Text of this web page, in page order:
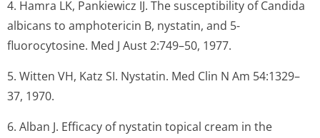
4. Hamra LK, Pankiewicz IJ. The susceptibility of Candida
albicans to amphotericin B, nystatin, and 5-
fluorocytosine. Med J Aust2:749–50, 1977.
5. Witten VH, Katz SI. Nystatin. Med Clin N Am 54:1329–
37, 1970.
6. Alban J. Efficacy of nystatin topical cream in the